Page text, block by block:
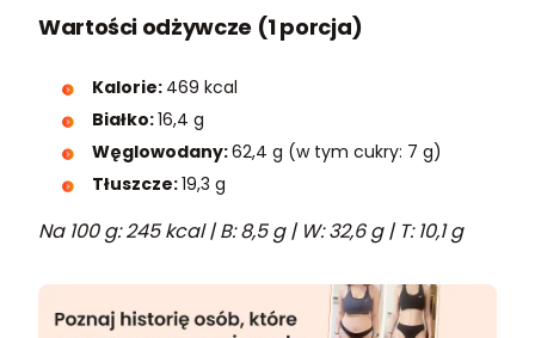
Wartości odżywcze (1 porcja)
Kalorie: 469 kcal
Białko:16,4 g
Węglowodany:62,4 g (w tym cukry: 7 g)
Tłuszcze:19,3 g
Na 100 g: 245 kcal | B: 8,5 g | W: 32,6 g | T: 10,1 g